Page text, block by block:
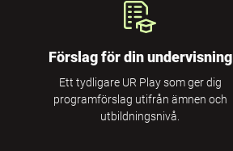
Förslag för din undervisning
Ett tydligare UR Play som ger dig
programförslag utifrån ämnen och
utbildningsnivå.